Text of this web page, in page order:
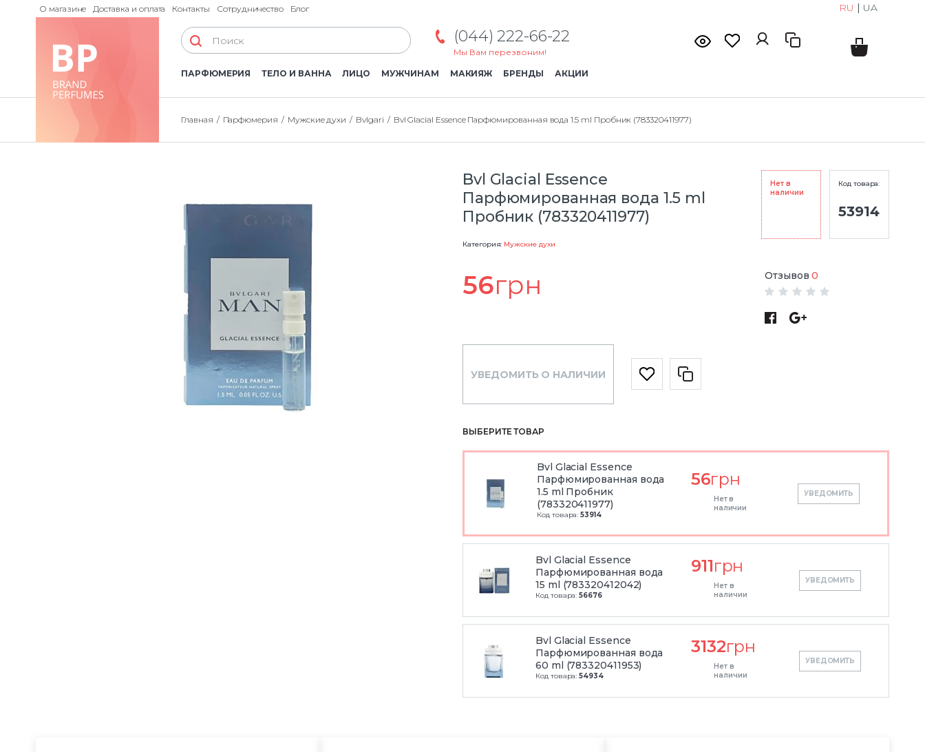
О магазине Доставка и оплата Контакты Сотрудничество Блог RU | UA
(044) 222-66-22
Мы Вам перезвоним!
ПАРФЮМЕРИЯ ТЕЛО И ВАННА ЛИЦО МУЖЧИНАМ МАКИЯЖ БРЕНДЫ АКЦИИ
Главная Парфюмерия Мужские духи Bvlgari Bvl Glacial Essence Парфюмированная вода 1.5 ml Пробник (783320411977)
Bvl Glacial Essence
Парфюмированная вода 1.5 ml
Пробник (783320411977)
Категория: Мужские духи
Нет в
наличии
Код товара:
53914
56грн Отзывов 0
УВЕДОМИТЬ О НАЛИЧИИ
ВЫБЕРИТЕ ТОВАР
Bvl Glacial Essence
Парфюмированная вода
1.5 ml Пробник
(783320411977)
Код товара: 53914
56грн
Нет в
наличии
УВЕДОМИТЬ
Bvl Glacial Essence
Парфюмированная вода
15 ml (783320412042)
Код товара: 56676
911грн
Нет в
наличии
УВЕДОМИТЬ
Bvl Glacial Essence
Парфюмированная вода
60 ml (783320411953)
Код товара: 54934
3132грн
Нет в
наличии
УВЕДОМИТЬ